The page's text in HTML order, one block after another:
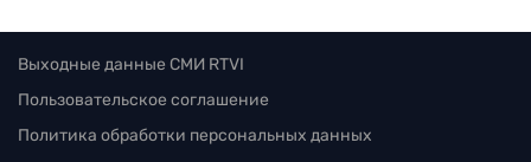
Выходные данные СМИ RTVI
Пользовательское соглашение
Политика обработки персональных данных